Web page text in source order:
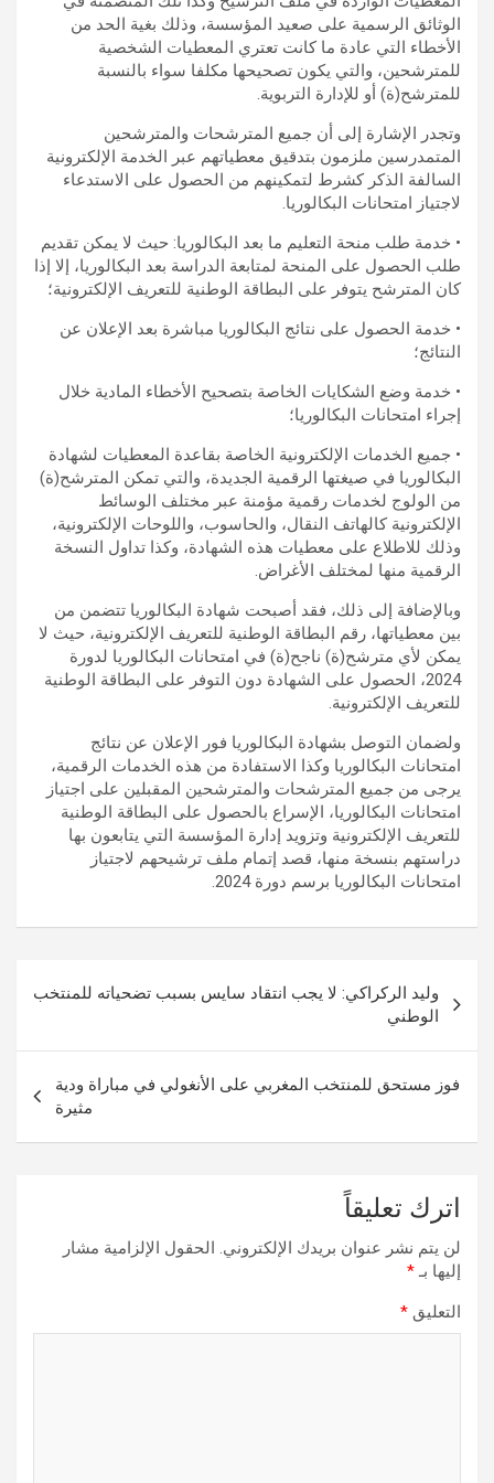
الوثائق الرسمية على صعيد المؤسسة، وذلك بغية الحد من
الأخطاء التي عادة ما كانت تعتري المعطيات الشخصية
للمترشحين، والتي يكون تصحيحها مكلفا سواء بالنسبة
للمترشح(ة) أو للإدارة التربوية.
وتجدر الإشارة إلى أن جميع المترشحات والمترشحين
المتمدرسين ملزمون بتدقيق معطياتهم عبر الخدمة الإلكترونية
السالفة الذكر كشرط لتمكينهم من الحصول على الاستدعاء
لاجتياز امتحانات البكالوريا.
• خدمة طلب منحة التعليم ما بعد البكالوريا: حيث لا يمكن تقديم
طلب الحصول على المنحة لمتابعة الدراسة بعد البكالوريا، إلا إذا
كان المترشح يتوفر على البطاقة الوطنية للتعريف الإلكترونية؛
• خدمة الحصول على نتائج البكالوريا مباشرة بعد الإعلان عن
النتائج؛
• خدمة وضع الشكايات الخاصة بتصحيح الأخطاء المادية خلال
إجراء امتحانات البكالوريا؛
• جميع الخدمات الإلكترونية الخاصة بقاعدة المعطيات لشهادة
البكالوريا في صيغتها الرقمية الجديدة، والتي تمكن المترشح(ة)
من الولوج لخدمات رقمية مؤمنة عبر مختلف الوسائط
الإلكترونية كالهاتف النقال، والحاسوب، واللوحات الإلكترونية،
وذلك للاطلاع على معطيات هذه الشهادة، وكذا تداول النسخة
الرقمية منها لمختلف الأغراض.
وبالإضافة إلى ذلك، فقد أصبحت شهادة البكالوريا تتضمن من
بين معطياتها، رقم البطاقة الوطنية للتعريف الإلكترونية، حيث لا
يمكن لأي مترشح(ة) ناجح(ة) في امتحانات البكالوريا لدورة
2024، الحصول على الشهادة دون التوفر على البطاقة الوطنية
للتعريف الإلكترونية.
ولضمان التوصل بشهادة البكالوريا فور الإعلان عن نتائج
امتحانات البكالوريا وكذا الاستفادة من هذه الخدمات الرقمية،
يرجى من جميع المترشحات والمترشحين المقبلين على اجتياز
امتحانات البكالوريا، الإسراع بالحصول على البطاقة الوطنية
للتعريف الإلكترونية وتزويد إدارة المؤسسة التي يتابعون بها
دراستهم بنسخة منها، قصد إتمام ملف ترشيحهم لاجتياز
امتحانات البكالوريا برسم دورة 2024.
المقالات
وليد الركراكي: لا يجب انتقاد سايس بسبب تضحياته للمنتخب
الوطني
فوز مستحق للمنتخب المغربي على الأنغولي في مباراة ودية
مثيرة
اترك تعليقاً
لن يتم نشر عنوان بريدك الإلكتروني. الحقول الإلزامية مشار
إليها بـ*
التعليق *